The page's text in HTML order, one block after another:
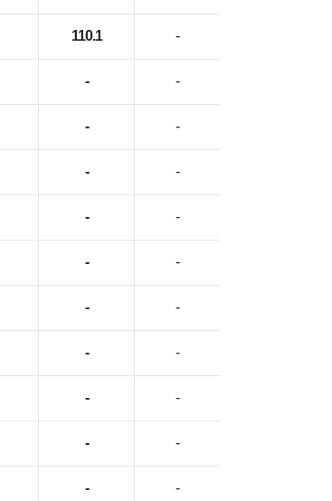
110.1 -
- -
- -
- -
- -
- -
- -
- -
- -
- -
- -